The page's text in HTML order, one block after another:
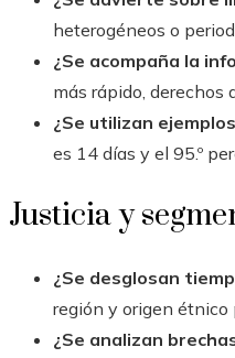
heterogéneos o
¿Se acompaña la
más rápido, derechos
¿Se utilizan
es 14 días y el 95.º
Justicia y
¿Se desglosan
región y origen étnico
¿Se analizan